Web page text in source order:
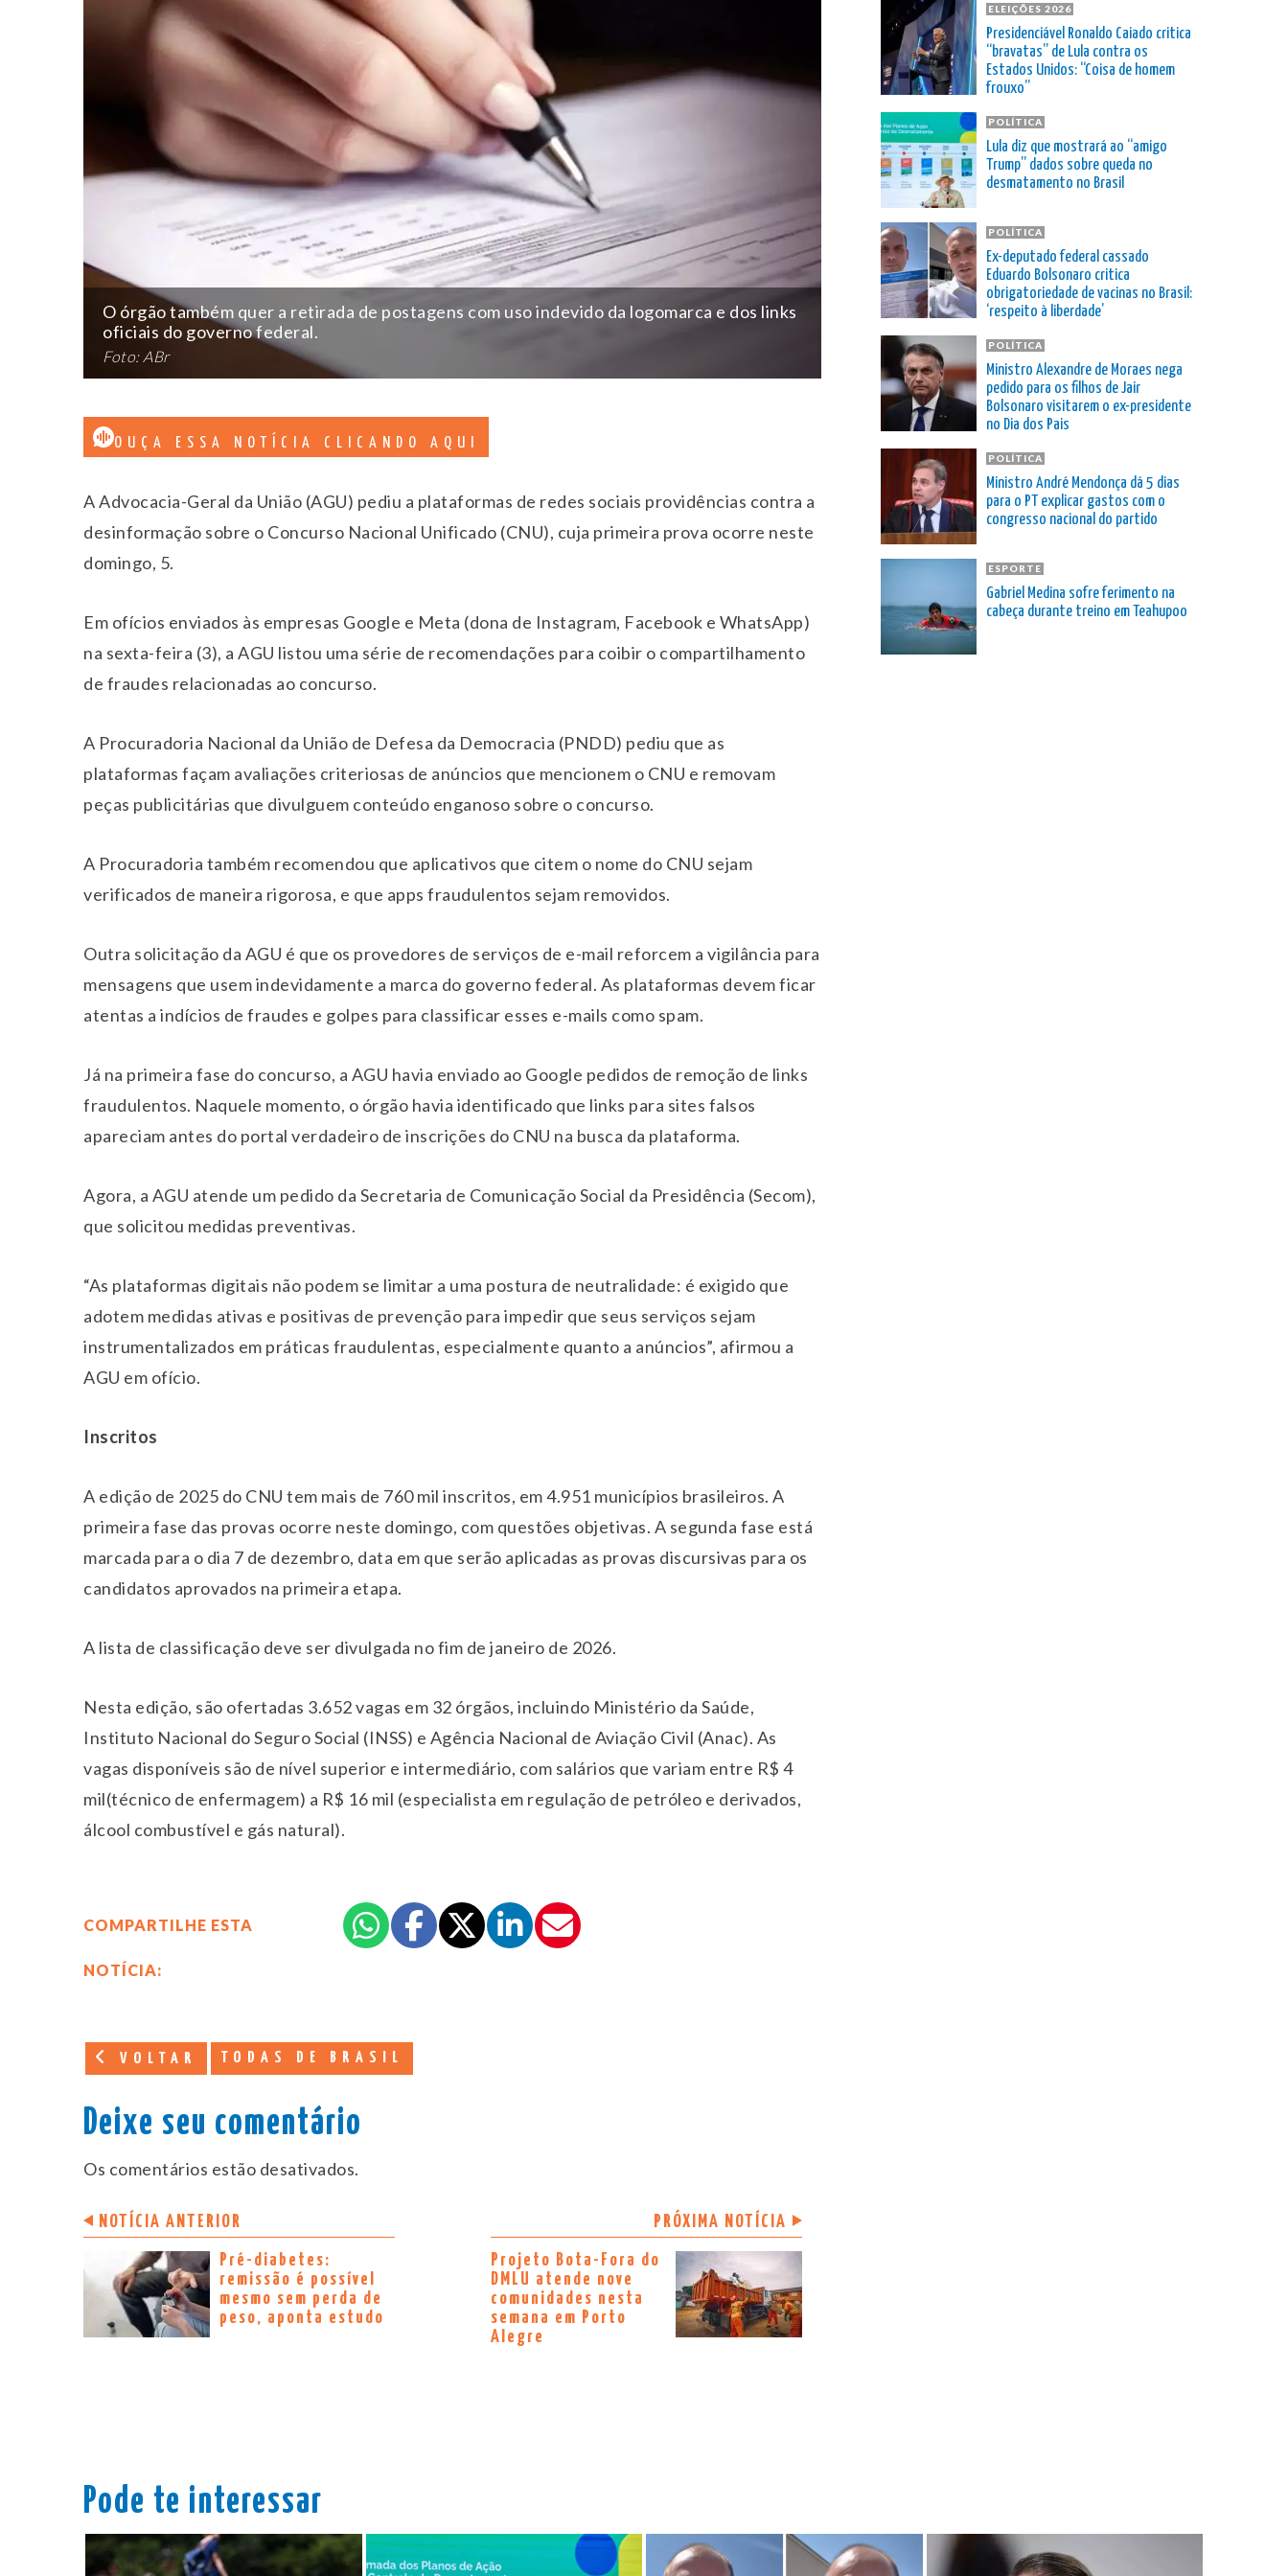
O órgão também quer a retirada de postagens com uso indevido da logomarca e dos links
oficiais do governo federal.
Foto: ABr
OUÇA ESSA NOTÍCIA CLICANDO AQUI
A Advocacia-Geral da União (AGU) pediu a plataformas de redes sociais providências contra a
desinformação sobre o Concurso Nacional Unificado (CNU), cuja primeira prova ocorre neste
domingo, 5.
Em ofícios enviados às empresas Google e Meta (dona de Instagram, Facebook e WhatsApp)
na sexta-feira (3), a AGU listou uma série de recomendações para coibir o compartilhamento
de fraudes relacionadas ao concurso.
A Procuradoria Nacional da União de Defesa da Democracia (PNDD) pediu que as
plataformas façam avaliações criteriosas de anúncios que mencionem o CNU e removam
peças publicitárias que divulguem conteúdo enganoso sobre o concurso.
A Procuradoria também recomendou que aplicativos que citem o nome do CNU sejam
verificados de maneira rigorosa, e que apps fraudulentos sejam removidos.
Outra solicitação da AGU é que os provedores de serviços de e-mail reforcem a vigilância para
mensagens que usem indevidamente a marca do governo federal. As plataformas devem ficar
atentas a indícios de fraudes e golpes para classificar esses e-mails como spam.
Já na primeira fase do concurso, a AGU havia enviado ao Google pedidos de remoção de links
fraudulentos. Naquele momento, o órgão havia identificado que links para sites falsos
apareciam antes do portal verdadeiro de inscrições do CNU na busca da plataforma.
Agora, a AGU atende um pedido da Secretaria de Comunicação Social da Presidência (Secom),
que solicitou medidas preventivas.
“As plataformas digitais não podem se limitar a uma postura de neutralidade: é exigido que
adotem medidas ativas e positivas de prevenção para impedir que seus serviços sejam
instrumentalizados em práticas fraudulentas, especialmente quanto a anúncios”, afirmou a
AGU em ofício.
Inscritos
A edição de 2025 do CNU tem mais de 760 mil inscritos, em 4.951 municípios brasileiros. A
primeira fase das provas ocorre neste domingo, com questões objetivas. A segunda fase está
marcada para o dia 7 de dezembro, data em que serão aplicadas as provas discursivas para os
candidatos aprovados na primeira etapa.
A lista de classificação deve ser divulgada no fim de janeiro de 2026.
Nesta edição, são ofertadas 3.652 vagas em 32 órgãos, incluindo Ministério da Saúde,
Instituto Nacional do Seguro Social (INSS) e Agência Nacional de Aviação Civil (Anac). As
vagas disponíveis são de nível superior e intermediário, com salários que variam entre R$ 4
mil(técnico de enfermagem) a R$ 16 mil (especialista em regulação de petróleo e derivados,
álcool combustível e gás natural).
COMPARTILHE ESTA
NOTÍCIA:
VOLTAR TODAS DE BRASIL
Deixe seu comentário
Os comentários estão desativados.
NOTÍCIA ANTERIOR
Pré-diabetes:
remissão é possível
mesmo sem perda de
peso, aponta estudo
PRÓXIMA NOTÍCIA
Projeto Bota-Fora do
DMLU atende nove
comunidades nesta
semana em Porto
Alegre
ELEIÇÕES 2026
Presidenciável Ronaldo Caiado critica
“bravatas” de Lula contra os
Estados Unidos: “Coisa de homem
frouxo”
POLÍTICA
Lula diz que mostrará ao “amigo
Trump” dados sobre queda no
desmatamento no Brasil
POLÍTICA
Ex-deputado federal cassado
Eduardo Bolsonaro critica
obrigatoriedade de vacinas no Brasil:
‘respeito à liberdade’
POLÍTICA
Ministro Alexandre de Moraes nega
pedido para os filhos de Jair
Bolsonaro visitarem o ex-presidente
no Dia dos Pais
POLÍTICA
Ministro André Mendonça dá 5 dias
para o PT explicar gastos com o
congresso nacional do partido
ESPORTE
Gabriel Medina sofre ferimento na
cabeça durante treino em Teahupoo
Pode te interessar